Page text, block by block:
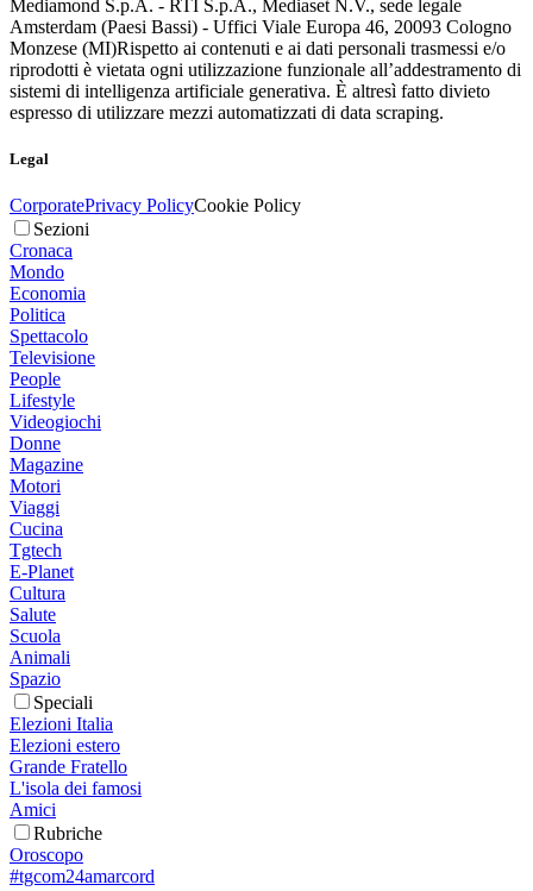
Mediamond S.p.A. - RTI S.p.A., Mediaset N.V., sede legale
Amsterdam (Paesi Bassi) - Uffici Viale Europa 46, 20093 Cologno
Monzese (MI)Rispetto ai contenuti e ai dati personali trasmessi e/o
riprodotti è vietata ogni utilizzazione funzionale all’addestramento di
sistemi di intelligenza artificiale generativa. È altresì fatto divieto
espresso di utilizzare mezzi automatizzati di data scraping.
Legal
CorporatePrivacy PolicyCookie Policy
Sezioni
Cronaca
Mondo
Economia
Politica
Spettacolo
Televisione
People
Lifestyle
Videogiochi
Donne
Magazine
Motori
Viaggi
Cucina
Tgtech
E-Planet
Cultura
Salute
Scuola
Animali
Spazio
Speciali
Elezioni Italia
Elezioni estero
Grande Fratello
L'isola dei famosi
Amici
Rubriche
Oroscopo
#tgcom24amarcord